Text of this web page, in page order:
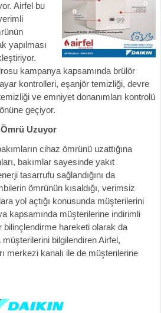
Airfel bu
yapılması
kampanya kapsamında brülör
kontrolleri, eşanjör temizliği, devre
ve emniyet donanımları kontrolü
geçiyor.
Uzuyor
cihaz ömrünü uzattığına
bakımlar sayesinde yakıt
tasarrufu sağlandığını da
ömrünün kısaldığı, verimsiz
yol açtığı konusunda müşterilerini
kapsamında müşterilerine indirimli
bilinçlendirme hareketi olarak da
bilgilendiren Airfel,
merkezi kanalı ile de müşterilerine